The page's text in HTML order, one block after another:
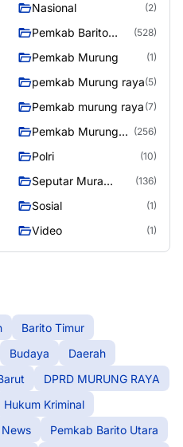
Nasional (2)
Pemkab Barito
(528)
Pemkab Murung (1)
pemkab Murung raya(5)
Pemkab murung raya (7)
Pemkab Murung
(256)
Polri (10)
Seputar Mura
(136)
Sosial (1)
Video (1)
Barito Timur
Budaya
Daerah
DPRD MURUNG RAYA
Hukum Kriminal
News
Pemkab Barito Utara